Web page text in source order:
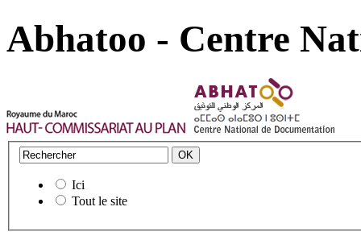
Abhatoo - Centre
Ici
Tout le site